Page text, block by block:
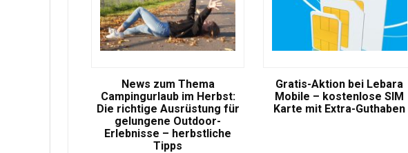
News zum Thema
Campingurlaub im Herbst:
Die richtige Ausrüstung für
gelungene Outdoor-
Erlebnisse – herbstliche
Tipps
Gratis-Aktion bei Lebara
Mobile – kostenlose SIM
Karte mit Extra-Guthaben